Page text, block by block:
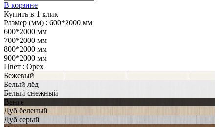
В корзине
Купить в 1 клик
Размер (мм) : 600*2000 мм
600*2000 мм
700*2000 мм
800*2000 мм
900*2000 мм
Цвет : Орех
Бежевый
Белый лёд
Белый снежный
Венге
Дуб беленый
Дуб серый